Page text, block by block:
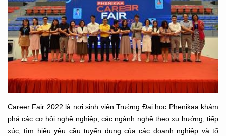
Career Fair 2022 là nơi sinh viên Trường Đại học Phenikaa khám
phá các cơ hội nghề nghiệp, các ngành nghề theo xu hướng; tiếp
xúc, tìm hiểu yêu cầu tuyển dụng của các doanh nghiệp và tổ